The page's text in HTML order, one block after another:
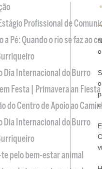
•
Profissional de
a Pé: Quando o rio se faz ao
o Dia Internacional do Burro
Festa | Primavera an Fiesta
do Centro de Apoio ao
o Dia Internacional do Burro
pelo bem-estar animal